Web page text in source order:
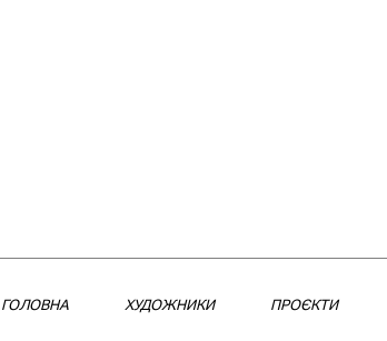
ГОЛОВНА XУДОЖНИКИ ПРОЄКТИ